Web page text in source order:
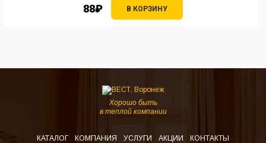
88₽ В КОРЗИНУ
Хорошо быть
в теплой компании
КАТАЛОГ КОМПАНИЯ УСЛУГИ АКЦИИ КОНТАКТЫ